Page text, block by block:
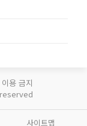
용 금지
사이트맵